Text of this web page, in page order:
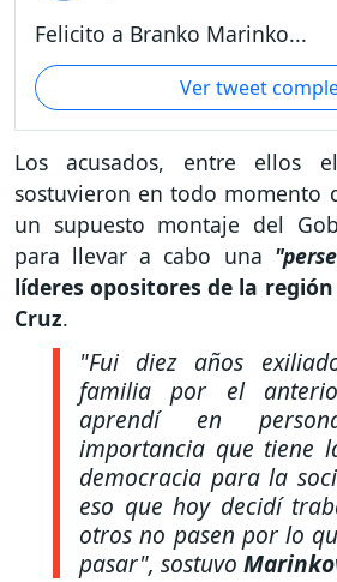
Felicito a Branko Marinko...
Ver tweet
Los acusados, entre ellos
sostuvieron en todo momento
un supuesto montaje del
para llevar a cabo una
líderes opositores de la
Cruz.
"Fui diez años
familia por el
aprendí en
importancia que tiene
democracia para la
eso que hoy decidí
otros no pasen por lo
pasar", sostuvo